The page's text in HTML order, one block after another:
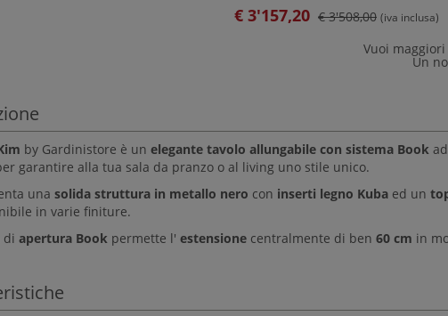
€ 3'157,20 € 3'508,00 (iva inclusa)
Vuoi
Un
by Gardinistore è un elegante tavolo allungabile con sistema Book
garantire alla tua sala da pranzo o al living uno stile unico.
una solida struttura in metallo nero con inserti legno Kubaed un
in varie finiture.
di apertura Book permette l' estensionecentralmente di ben 60 cm in